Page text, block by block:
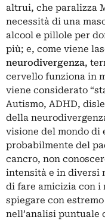
altrui, che paralizza
necessità di una
alcool e pillole per
più; e, come viene
neurodivergenza,
cervello funziona in
viene considerato
Autismo, ADHD,
della
visione del mondo
probabilmente del
cancro, non
intensità e in diversi
di fare amicizia con i
spiegare con
nell’analisi puntuale